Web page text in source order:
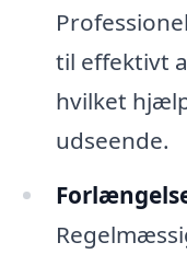
til effektivt
hvilket
udseende.